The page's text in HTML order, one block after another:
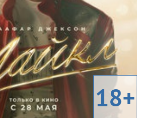
18+